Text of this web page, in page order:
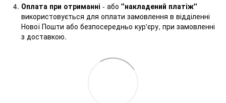
Оплата при отриманні - або "накладений платіж"
використовується для оплати замовлення в відділенні
Нової Пошти або безпосередньо кур'єру, при замовленні
з доставкою.